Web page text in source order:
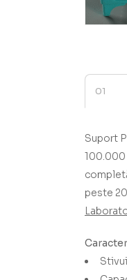
Suport
100.000
peste